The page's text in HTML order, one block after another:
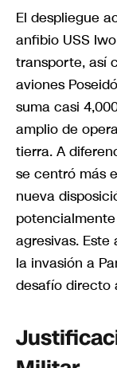
El despliegue
anfibio USS
transporte, así
aviones
suma casi
amplio de
tierra. A
se centró más
nueva
agresivas.
la invasión a
desafío directo